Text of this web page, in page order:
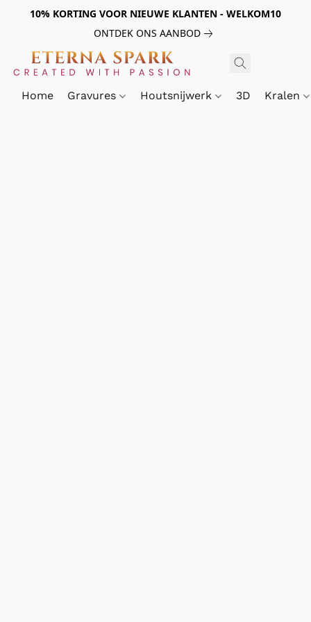
10% KORTING VOOR NIEUWE KLANTEN - WELKOM10
ONTDEK ONS AANBOD
Home Gravures Houtsnijwerk 3D Kralen